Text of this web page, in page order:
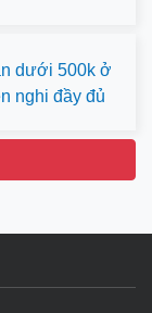
dưới 500k ở
nghi đầy đủ